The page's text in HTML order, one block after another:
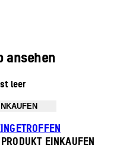
ansehen
leer
EINKAUFEN